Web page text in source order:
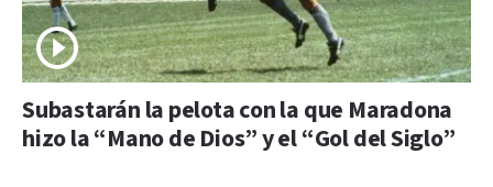
Subastarán la pelota con la que Maradona
hizo la “Mano de Dios” y el “Gol del Siglo”